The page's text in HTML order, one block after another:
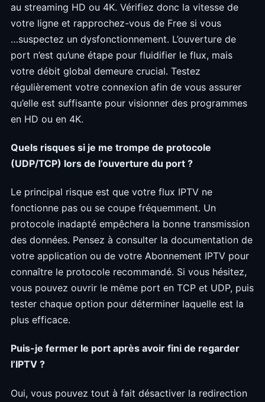
au streaming HD ou 4K. Vérifiez donc la vitesse de
votre ligne et rapprochez-vous de Free si vous
…suspectez un dysfonctionnement. L’ouverture de
port n’est qu’une étape pour fluidifier le flux, mais
votre débit global demeure crucial. Testez
régulièrement votre connexion afin de vous assurer
qu’elle est suffisante pour visionner des programmes
en HD ou en 4K.
Quels risques si je me trompe de protocole
(UDP/TCP) lors de l’ouverture du port ?
Le principal risque est que votre flux IPTV ne
fonctionne pas ou se coupe fréquemment. Un
protocole inadapté empêchera la bonne transmission
des données. Pensez à consulter la documentation de
votre application ou de votre Abonnement IPTV pour
connaître le protocole recommandé. Si vous hésitez,
vous pouvez ouvrir le même port en TCP et UDP, puis
tester chaque option pour déterminer laquelle est la
plus efficace.
Puis-je fermer le port après avoir fini de regarder
l’IPTV ?
Oui, vous pouvez tout à fait désactiver la redirection